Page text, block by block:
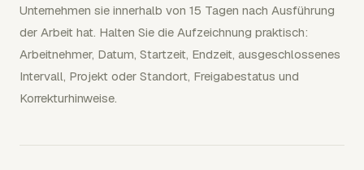
Unternehmen sie innerhalb von 15 Tagen nach Ausführung
der Arbeit hat. Halten Sie die Aufzeichnung praktisch:
Arbeitnehmer, Datum, Startzeit, Endzeit, ausgeschlossenes
Intervall, Projekt oder Standort, Freigabestatus und
Korrekturhinweise.